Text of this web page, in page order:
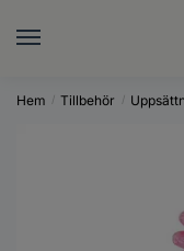
Hem / Tillbehör /